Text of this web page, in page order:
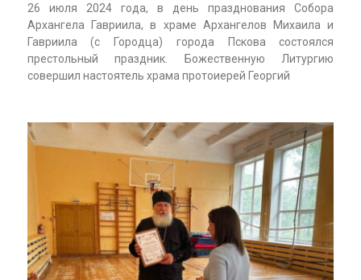
26 июля 2024 года, в день празднования Собора
Архангела Гавриила, в храме Архангелов Михаила и
Гавриила (с Городца) города Пскова состоялся
престольный праздник. Божественную Литургию
совершил настоятель храма протоиерей Георгий